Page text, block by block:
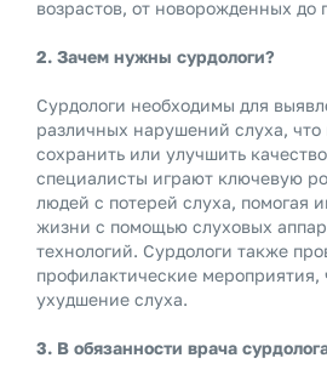
возрастов, от новорожденных
2. Зачем нужны сурдологи?
Сурдологи необходимы для
различных нарушений слуха, что
сохранить или улучшить
специалисты играют ключевую
людей с потерей слуха, помогая
жизни с помощью слуховых
технологий. Сурдологи также
профилактические мероприятия,
ухудшение слуха.
3. В обязанности врача